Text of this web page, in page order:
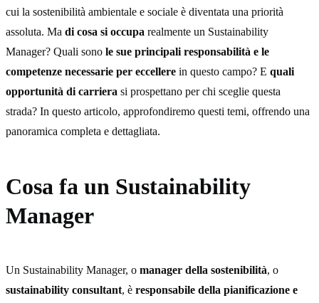
cui la sostenibilità ambientale e sociale è diventata una priorità
assoluta. Ma di cosa si occupa realmente un Sustainability
Manager? Quali sono le sue principali responsabilità e le
competenze necessarie per eccellere in questo campo? E quali
opportunità di carriera si prospettano per chi sceglie questa
strada? In questo articolo, approfondiremo questi temi, offrendo una
panoramica completa e dettagliata.
Cosa fa un Sustainability
Manager
Un Sustainability Manager, o manager della sostenibilità, o
sustainability consultant, è responsabile della pianificazione e